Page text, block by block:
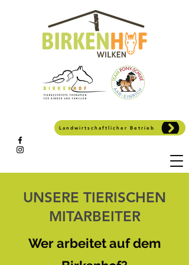
Landwirtschaftlicher Betrieb
UNSERE TIERISCHEN
MITARBEITER
Wer arbeitet auf dem